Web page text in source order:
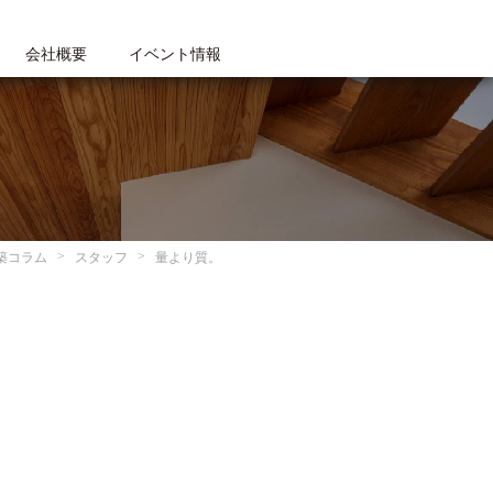
会社概要 イベント情報
コラム スタッフ 量より質。